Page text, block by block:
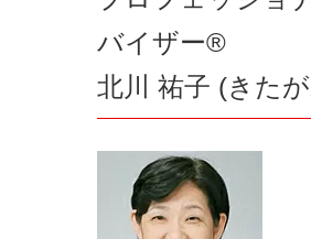
バイザー®
北川 祐子 (きた